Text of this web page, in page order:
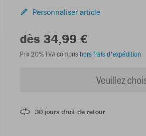
Personnaliser article
dès 34,99 €
Prix 20% TVA compris hors frais d'expédition
Veuillez
30 jours droit de retour